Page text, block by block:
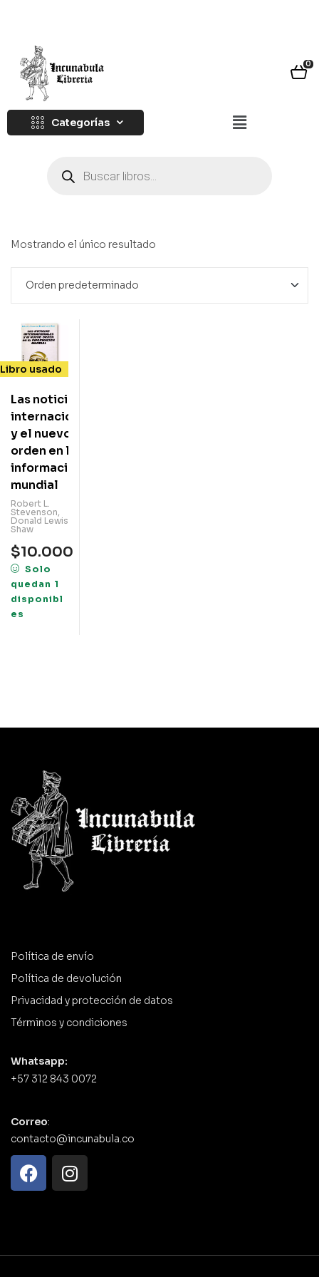
0
Categorías
Mostrando el único resultado
Libro usado
Las noticias
internacionales
y el nuevo
orden en la
información
mundial
Robert L.
Stevenson,
Donald Lewis
Shaw
$10.000
Solo
quedan 1
disponibl
es
Política de envío
Política de devolución
Privacidad y protección de datos
Términos y condiciones
Whatsapp:
+57 312 843 0072
Correo:
contacto@incunabula.co